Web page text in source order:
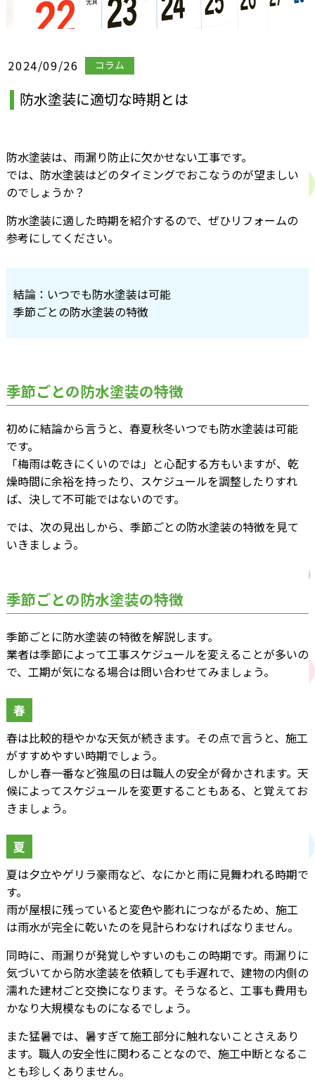
2024/09/26 コラム
防水塗装に適切な時期とは
防水塗装は、雨漏り防止に欠かせない工事です。
では、防水塗装はどのタイミングでおこなうのが望ましい
のでしょうか？
防水塗装に適した時期を紹介するので、ぜひリフォームの
参考にしてください。
結論：いつでも防水塗装は可能
季節ごとの防水塗装の特徴
季節ごとの防水塗装の特徴
初めに結論から言うと、春夏秋冬いつでも防水塗装は可能
です。
「梅雨は乾きにくいのでは」と心配する方もいますが、乾
燥時間に余裕を持ったり、スケジュールを調整したりすれ
ば、決して不可能ではないのです。
では、次の見出しから、季節ごとの防水塗装の特徴を見て
いきましょう。
季節ごとの防水塗装の特徴
季節ごとに防水塗装の特徴を解説します。
業者は季節によって工事スケジュールを変えることが多いの
で、工期が気になる場合は問い合わせてみましょう。
春
春は比較的穏やかな天気が続きます。その点で言うと、施工
がすすめやすい時期でしょう。
しかし春一番など強風の日は職人の安全が脅かされます。天
候によってスケジュールを変更することもある、と覚えてお
きましょう。
夏
夏は夕立やゲリラ豪雨など、なにかと雨に見舞われる時期で
す。
雨が屋根に残っていると変色や膨れにつながるため、施工
は雨水が完全に乾いたのを見計らわなければなりません。
同時に、雨漏りが発覚しやすいのもこの時期です。雨漏りに
気づいてから防水塗装を依頼しても手遅れで、建物の内側の
濡れた建材ごと交換になります。そうなると、工事も費用も
かなり大規模なものになるでしょう。
また猛暑では、暑すぎて施工部分に触れないことさえあり
ます。職人の安全性に関わることなので、施工中断となるこ
とも珍しくありません。